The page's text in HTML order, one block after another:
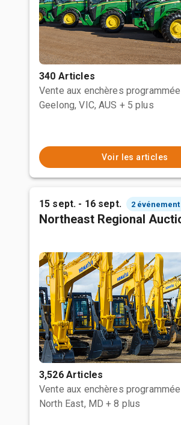
340 Articles
Vente aux enchères programmée
Geelong, VIC, AUS + 5 plus
Voir les articles
15 sept. - 16 sept. 2
Northeast Regional
3,526 Articles
Vente aux enchères programmée
North East, MD + 8 plus